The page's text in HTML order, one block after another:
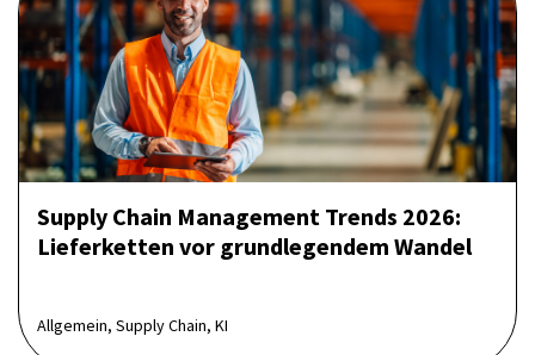
Supply Chain Management Trends 2026:
Lieferketten vor grundlegendem Wandel
Allgemein, Supply Chain, KI